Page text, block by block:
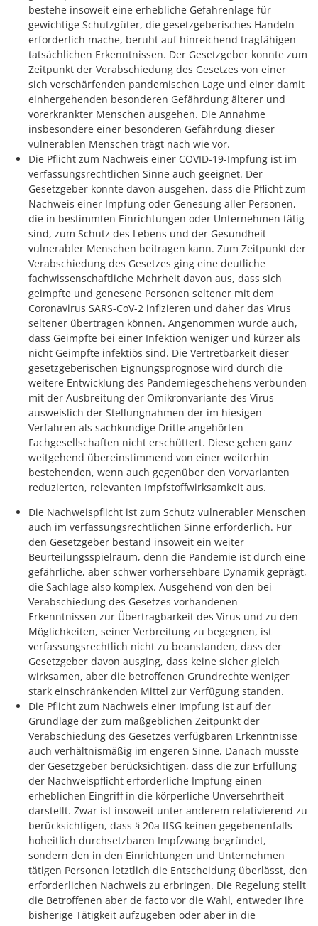
bestehe insoweit eine erhebliche Gefahrenlage für
gewichtige Schutzgüter, die gesetzgeberisches Handeln
erforderlich mache, beruht auf hinreichend tragfähigen
tatsächlichen Erkenntnissen. Der Gesetzgeber konnte zum
Zeitpunkt der Verabschiedung des Gesetzes von einer
sich verschärfenden pandemischen Lage und einer damit
einhergehenden besonderen Gefährdung älterer und
vorerkrankter Menschen ausgehen. Die Annahme
insbesondere einer besonderen Gefährdung dieser
vulnerablen Menschen trägt nach wie vor.
Die Pflicht zum Nachweis einer COVID-19-Impfung ist im
verfassungsrechtlichen Sinne auch geeignet. Der
Gesetzgeber konnte davon ausgehen, dass die Pflicht zum
Nachweis einer Impfung oder Genesung aller Personen,
die in bestimmten Einrichtungen oder Unternehmen tätig
sind, zum Schutz des Lebens und der Gesundheit
vulnerabler Menschen beitragen kann. Zum Zeitpunkt der
Verabschiedung des Gesetzes ging eine deutliche
fachwissenschaftliche Mehrheit davon aus, dass sich
geimpfte und genesene Personen seltener mit dem
Coronavirus SARS-CoV-2 infizieren und daher das Virus
seltener übertragen können. Angenommen wurde auch,
dass Geimpfte bei einer Infektion weniger und kürzer als
nicht Geimpfte infektiös sind. Die Vertretbarkeit dieser
gesetzgeberischen Eignungsprognose wird durch die
weitere Entwicklung des Pandemiegeschehens verbunden
mit der Ausbreitung der Omikronvariante des Virus
ausweislich der Stellungnahmen der im hiesigen
Verfahren als sachkundige Dritte angehörten
Fachgesellschaften nicht erschüttert. Diese gehen ganz
weitgehend übereinstimmend von einer weiterhin
bestehenden, wenn auch gegenüber den Vorvarianten
reduzierten, relevanten Impfstoffwirksamkeit aus.
Die Nachweispflicht ist zum Schutz vulnerabler Menschen
auch im verfassungsrechtlichen Sinne erforderlich. Für
den Gesetzgeber bestand insoweit ein weiter
Beurteilungsspielraum, denn die Pandemie ist durch eine
gefährliche, aber schwer vorhersehbare Dynamik geprägt,
die Sachlage also komplex. Ausgehend von den bei
Verabschiedung des Gesetzes vorhandenen
Erkenntnissen zur Übertragbarkeit des Virus und zu den
Möglichkeiten, seiner Verbreitung zu begegnen, ist
verfassungsrechtlich nicht zu beanstanden, dass der
Gesetzgeber davon ausging, dass keine sicher gleich
wirksamen, aber die betroffenen Grundrechte weniger
stark einschränkenden Mittel zur Verfügung standen.
Die Pflicht zum Nachweis einer Impfung ist auf der
Grundlage der zum maßgeblichen Zeitpunkt der
Verabschiedung des Gesetzes verfügbaren Erkenntnisse
auch verhältnismäßig im engeren Sinne. Danach musste
der Gesetzgeber berücksichtigen, dass die zur Erfüllung
der Nachweispflicht erforderliche Impfung einen
erheblichen Eingriff in die körperliche Unversehrtheit
darstellt. Zwar ist insoweit unter anderem relativierend zu
berücksichtigen, dass § 20a IfSG keinen gegebenenfalls
hoheitlich durchsetzbaren Impfzwang begründet,
sondern den in den Einrichtungen und Unternehmen
tätigen Personen letztlich die Entscheidung überlässt, den
erforderlichen Nachweis zu erbringen. Die Regelung stellt
die Betroffenen aber de facto vor die Wahl, entweder ihre
bisherige Tätigkeit aufzugeben oder aber in die